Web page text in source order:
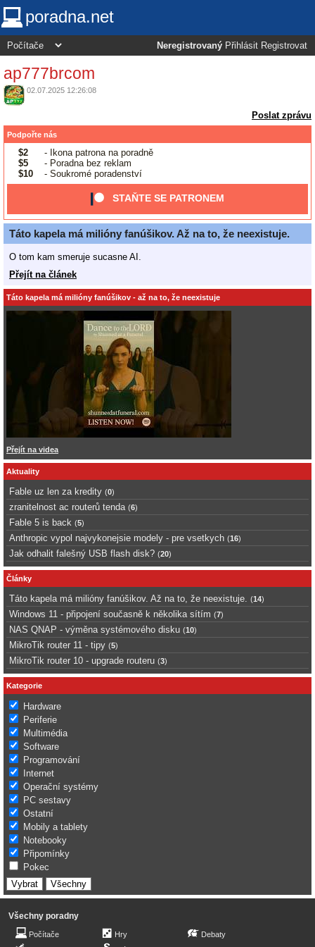
poradna.net
Neregistrovaný Přihlásit Registrovat
ap777brcom
02.07.2025 12:26:08
Poslat zprávu
Podpořte nás
$2
- Ikona patrona na poradně
$5
- Poradna bez reklam
$10
- Soukromé poradenství
STAŇTE SE PATRONEM
Táto kapela má milióny fanúšikov. Až na to, že neexistuje.
O tom kam smeruje sucasne AI.
Přejít na článek
Táto kapela má milióny fanúšikov - až na to, že neexistuje
Přejít na videa
Aktuality
Fable uz len za kredity (0)
zranitelnost ac routerů tenda (6)
Fable 5 is back (5)
Anthropic vypol najvykonejsie modely - pre vsetkych (16)
Jak odhalit falešný USB flash disk? (20)
Články
Táto kapela má milióny fanúšikov. Až na to, že neexistuje. (14)
Windows 11 - připojení současně k několika sítím (7)
NAS QNAP - výměna systémového disku (10)
MikroTik router 11 - tipy (5)
MikroTik router 10 - upgrade routeru (3)
Kategorie
Hardware
Periferie
Multimédia
Software
Programování
Internet
Operační systémy
PC sestavy
Ostatní
Mobily a tablety
Notebooky
Připomínky
Pokec
Všechny poradny
Počítače
Hry
Debaty